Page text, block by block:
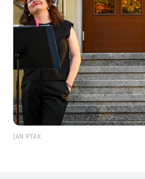
JAN PTAK